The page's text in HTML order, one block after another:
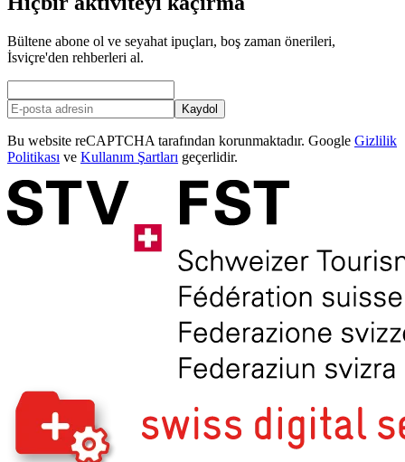
Bültene abone ol ve seyahat ipuçları, boş zaman önerileri,
İsviçre'den rehberleri al.
Kaydol
Bu website reCAPTCHA tarafından korunmaktadır. Google Gizlilik
Politikası ve Kullanım Şartları geçerlidir.